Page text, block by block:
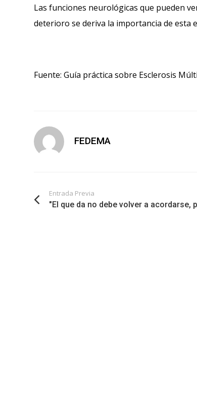
Las funciones neurológicas que pueden
deterioro se deriva la importancia de esta
Fuente: Guía práctica sobre Esclerosis
FEDEMA
Entrada Previa
"El que da no debe volver a acordarse,